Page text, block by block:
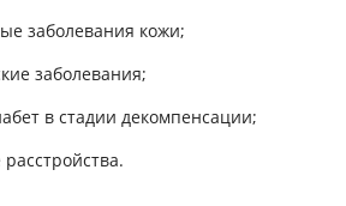
заболевания кожи;
заболевания;
в стадии декомпенсации;